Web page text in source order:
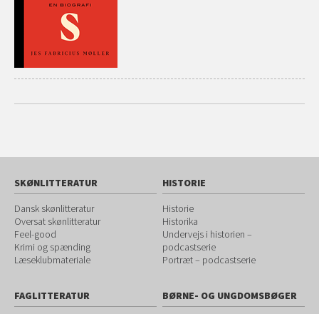
SKØNLITTERATUR
Dansk skønlitteratur
Oversat skønlitteratur
Feel-good
Krimi og spænding
Læseklubmateriale
HISTORIE
Historie
Historika
Undervejs i historien –
podcastserie
Portræt – podcastserie
FAGLITTERATUR
BØRNE- OG UNGDOMSBØGER